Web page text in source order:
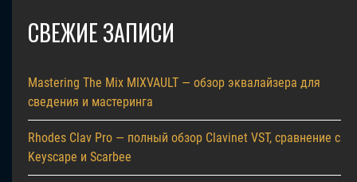
СВЕЖИЕ ЗАПИСИ
Mastering The Mix MIXVAULT — обзор эквалайзера для
сведения и мастеринга
Rhodes Clav Pro — полный обзор Clavinet VST, сравнение с
Keyscape и Scarbee